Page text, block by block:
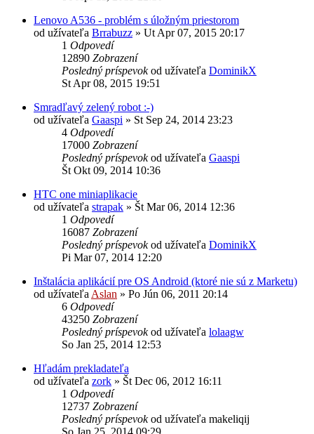
Lenovo A536 - problém s úložným priestorom
od užívateľa Brrabuzz » Ut Apr 07, 2015 20:17
1 Odpovedí
12890 Zobrazení
Posledný príspevokod užívateľa DominikX
St Apr 08, 2015 19:51
Smradľavý zelený robot :-)
od užívateľa Gaaspi » St Sep 24, 2014 23:23
4 Odpovedí
17000 Zobrazení
Posledný príspevokod užívateľa Gaaspi
Št Okt 09, 2014 10:36
HTC one miniaplikacie
od užívateľa strapak » Št Mar 06, 2014 12:36
1 Odpovedí
16087 Zobrazení
Posledný príspevokod užívateľa DominikX
Pi Mar 07, 2014 12:20
Inštalácia aplikácií pre OS Android (ktoré nie sú z Marketu)
od užívateľa Aslan » Po Jún 06, 2011 20:14
6 Odpovedí
43250 Zobrazení
Posledný príspevokod užívateľa lolaagw
So Jan 25, 2014 12:53
Hľadám prekladateľa
od užívateľa zork » Št Dec 06, 2012 16:11
1 Odpovedí
12737 Zobrazení
Posledný príspevokod užívateľa makeliqij
So Jan 25, 2014 09:29